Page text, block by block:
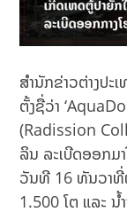
ສໍານັກຂ່າວຕ່າງປະ
ຕັ້ງຊື່ວ່າ
(Radission
ລິນ ລະເບີດອອກມາ
ວັນທີ 16 ທັນວາທີ່
1.500 ໂຕ ແລະ